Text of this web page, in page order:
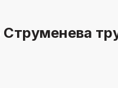
Струменева